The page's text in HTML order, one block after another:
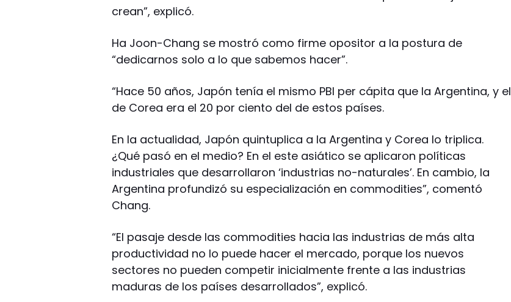
crean”, explicó.
Ha Joon-Chang se mostró como firme opositor a la postura de
“dedicarnos solo a lo que sabemos hacer”.
“Hace 50 años, Japón tenía el mismo PBI per cápita que la Argentina, y el
de Corea era el 20 por ciento del de estos países.
En la actualidad, Japón quintuplica a la Argentina y Corea lo triplica.
¿Qué pasó en el medio? En el este asiático se aplicaron políticas
industriales que desarrollaron ‘industrias no-naturales’. En cambio, la
Argentina profundizó su especialización en commodities”, comentó
Chang.
“El pasaje desde las commodities hacia las industrias de más alta
productividad no lo puede hacer el mercado, porque los nuevos
sectores no pueden competir inicialmente frente a las industrias
maduras de los países desarrollados”, explicó.